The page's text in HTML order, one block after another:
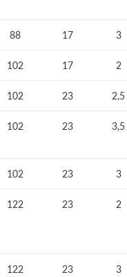
88 17 3
102 17 2
102 23 2,5
102 23 3,5
102 23 3
122 23 2
122 23 3